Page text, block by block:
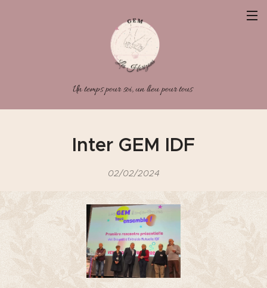
Un temps pour soi, un lieu pour tous
Inter GEM IDF
02/02/2024